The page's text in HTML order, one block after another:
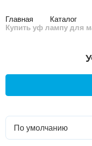
Главная Каталог
Купить уф лампу для